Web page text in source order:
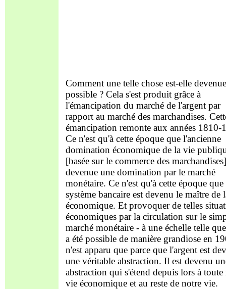
Comment une telle chose est-elle devenue
possible ? Cela s'est produit grâce à
l'émancipation du marché de l'argent par
rapport au marché des marchandises.
émancipation remonte aux années 1810-
Ce n'est qu'à cette époque que l'ancienne
domination économique de la vie
[basée sur le commerce des
devenue une domination par le marché
monétaire. Ce n'est qu'à cette époque que
système bancaire est devenu le maître de
économique. Et provoquer de telles
économiques par la circulation sur le
marché monétaire - à une échelle telle
a été possible de manière grandiose en
n'est apparu que parce que l'argent est
une véritable abstraction. Il est devenu
abstraction qui s'étend depuis lors à toute
vie économique et au reste de notre vie.